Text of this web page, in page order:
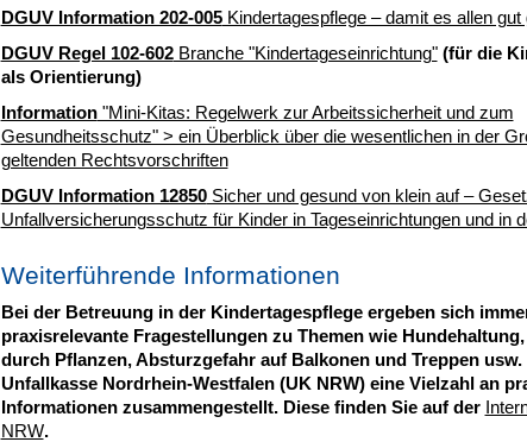
DGUV Information 202-005Kindertagespflege – damit es allen gut
DGUV Regel 102-602Branche "Kindertageseinrichtung"(für die
als Orientierung)
Information"Mini-Kitas: Regelwerk zur Arbeitssicherheit und zum
Gesundheitsschutz" > ein Überblick über die wesentlichen in der
geltenden Rechtsvorschriften
DGUV Information 12850Sicher und gesund von klein auf –
Unfallversicherungsschutz für Kinder in Tageseinrichtungen und in
Weiterführende Informationen
Bei der Betreuung in der Kindertagespflege ergeben sich
praxisrelevante Fragestellungen zu Themen wie
durch Pflanzen, Absturzgefahr auf Balkonen und Treppen
Unfallkasse Nordrhein-Westfalen (UK NRW) eine Vielzahl an
Informationen zusammengestellt. Diese finden Sie auf der
NRW.